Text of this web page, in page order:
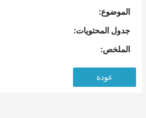
الموضوع:
جدول المحتويات:
الملخص:
عودة